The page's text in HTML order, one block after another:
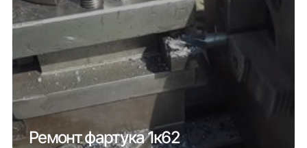
Ремонт фартука 1к62